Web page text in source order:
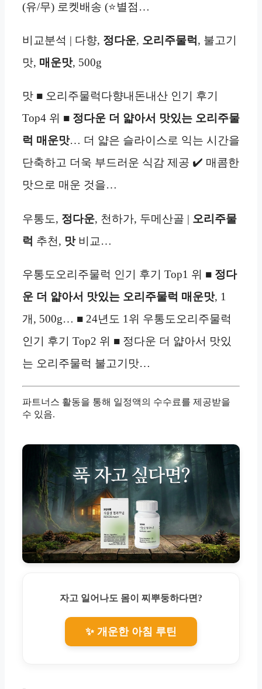
(유/무) 로켓배송 (⭐별점…
비교분석 | 다향, 정다운, 오리주물럭 , 불고기
맛, 매운맛, 500g
맛 ■ 오리주물럭다향내돈내산 인기 후기
Top4 위 ■ 정다운 더 얇아서 맛있는 오리주물
럭 매운맛… 더 얇은 슬라이스로 익는 시간을
단축하고 더욱 부드러운 식감 제공 ✔️ 매콤한
맛으로 매운 것을…
우통도, 정다운, 천하가, 두메산골 | 오리주물
럭 추천, 맛비교…
우통도오리주물럭 인기 후기 Top1 위 ■ 정다
운 더 얇아서 맛있는 오리주물럭 매운맛, 1
개, 500g… ■ 24년도 1위 우통도오리주물럭
인기 후기 Top2 위 ■ 정다운 더 얇아서 맛있
는 오리주물럭 불고기맛…
파트너스 활동을 통해 일정액의 수수료를 제공받을
수 있음.
자고 일어나도 몸이 찌뿌둥하다면?
✨ 개운한 아침 루틴